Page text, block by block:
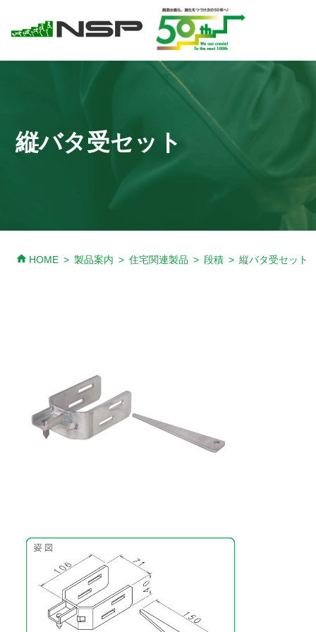
縦バタ受セット
home HOME 製品案内 住宅関連製品 段積 縦バタ受セット